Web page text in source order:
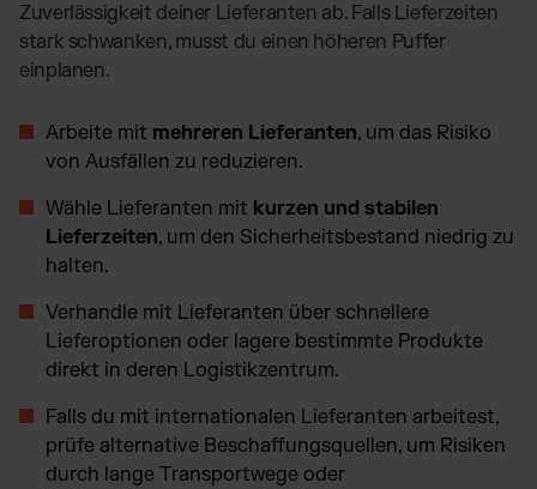
Zuverlässigkeit deiner Lieferanten ab. Falls Lieferzeiten
stark schwanken, musst du einen höheren Puffer
einplanen.
Arbeite mit mehreren Lieferanten, um das Risiko
von Ausfällen zu reduzieren.
Wähle Lieferanten mit kurzen und stabilen
Lieferzeiten, um den Sicherheitsbestand niedrig zu
halten.
Verhandle mit Lieferanten über schnellere
Lieferoptionen oder lagere bestimmte Produkte
direkt in deren Logistikzentrum.
Falls du mit internationalen Lieferanten arbeitest,
prüfe alternative Beschaffungsquellen, um Risiken
durch lange Transportwege oder